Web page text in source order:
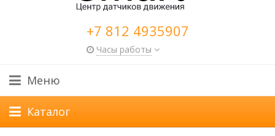
+7 812 4935907
Часы работы
Меню
Каталог